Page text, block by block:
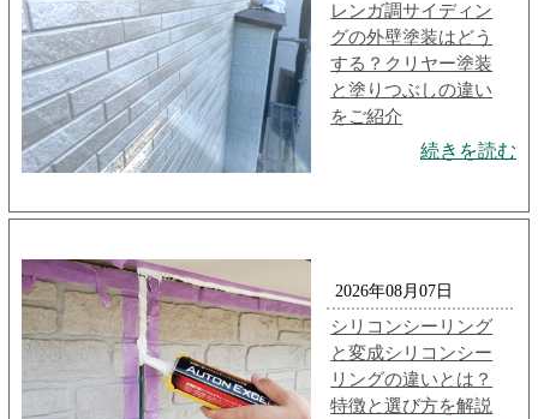
レンガ調サイディン
グの外壁塗装はどう
する？クリヤー塗装
と塗りつぶしの違い
をご紹介
続きを読む
2026年08月07日
シリコンシーリング
と変成シリコンシー
リングの違いとは？
特徴と選び方を解説